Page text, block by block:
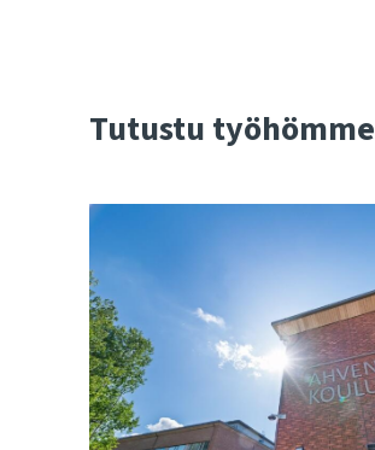
Tutustu työhömme